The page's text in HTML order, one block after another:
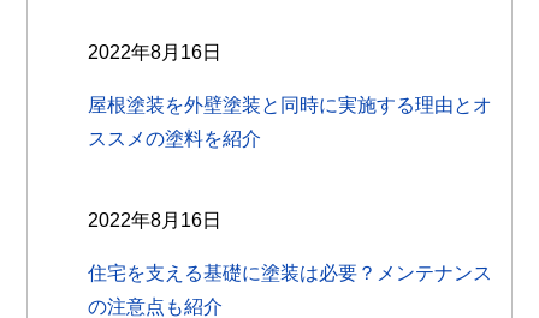
2022年8月16日
屋根塗装を外壁塗装と同時に実施する理由とオ
ススメの塗料を紹介
2022年8月16日
住宅を支える基礎に塗装は必要？メンテナンス
の注意点も紹介